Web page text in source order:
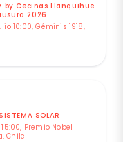
by Cecinas Llanquihue
2026
10:00, Géminis 1918,
SOLAR
Premio Nobel
Chile